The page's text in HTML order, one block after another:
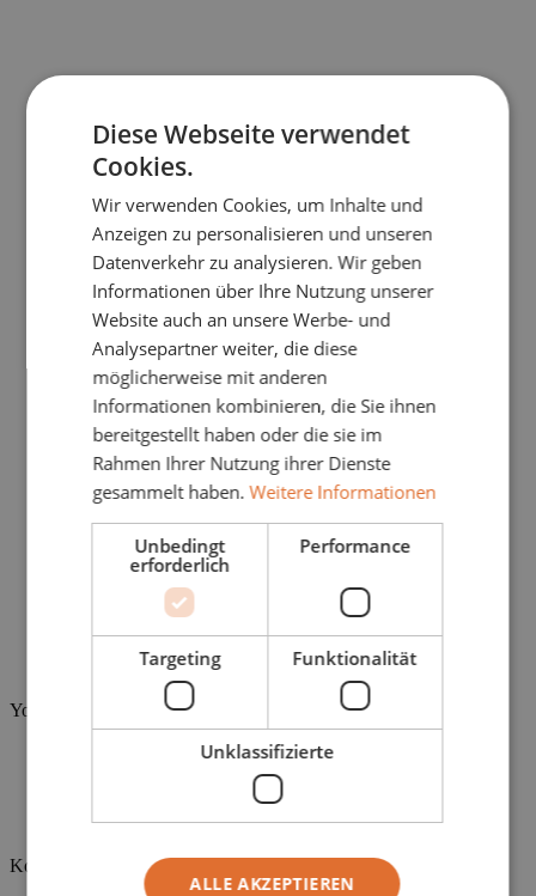
Produkte
Brennstoffe
Tiereinstreu
Vorteile
Anwendung
Ein- und Zweifamilienhäuser
Gewerbe und Industrie
Pelletlagerung
Förderung
Heizungsbauer finden
Unternehmen
Über Uns
Holzeinkauf
Zertifizierungen
Jobs und Karriere
Nachhaltigkeit
You are here:
Kontakt
Diese Webseite verwendet
Cookies.
Wir verwenden Cookies, um Inhalte und
Anzeigen zu personalisieren und unseren
Datenverkehr zu analysieren. Wir geben
Informationen über Ihre Nutzung unserer
Website auch an unsere Werbe- und
Analysepartner weiter, die diese
möglicherweise mit anderen
Informationen kombinieren, die Sie ihnen
bereitgestellt haben oder die sie im
Rahmen Ihrer Nutzung ihrer Dienste
gesammelt haben.Weitere Informationen
Unbedingt
erforderlich
Performance
Targeting Funktionalität
Unklassifizierte
ALLE AKZEPTIEREN